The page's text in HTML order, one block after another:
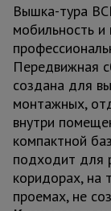
Вышка-тура
мобильность
Передвижная
создана для
монтажных,
внутри
компактной
подходит для
коридорах, на
проемах, не